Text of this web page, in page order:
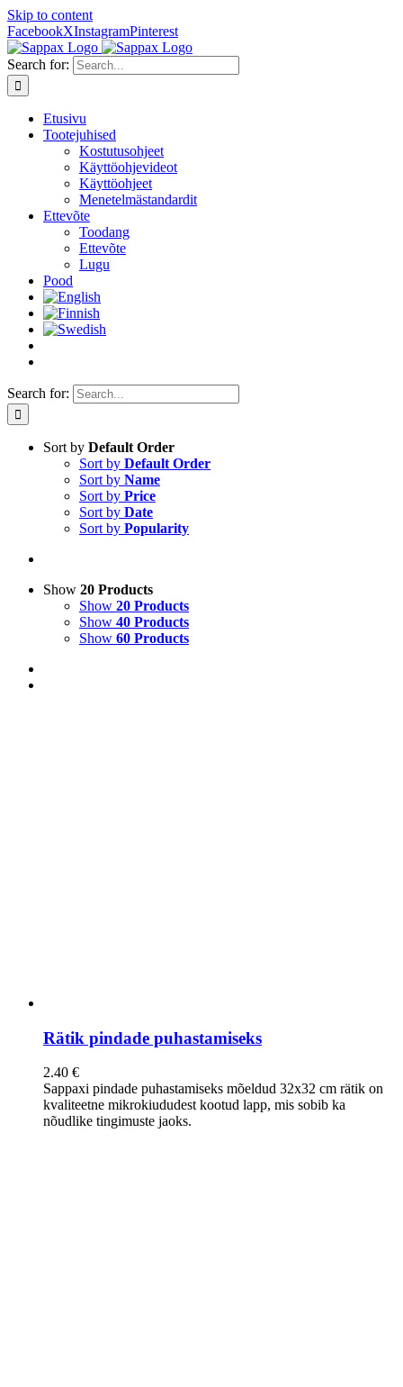
Skip to content
FacebookXInstagramPinterest
Search for:
Etusivu
Tootejuhised
Kostutusohjeet
Käyttöohjevideot
Käyttöohjeet
Menetelmästandardit
Ettevõte
Toodang
Ettevõte
Lugu
Pood
Search for:
Sort by Default Order
Sort by Default Order
Sort by Name
Sort by Price
Sort by Date
Sort by Popularity
Show 20 Products
Show 20 Products
Show 40 Products
Show 60 Products
Rätik pindade puhastamiseks
2.40 €
Sappaxi pindade puhastamiseks mõeldud 32x32 cm rätik on
kvaliteetne mikrokiududest kootud lapp, mis sobib ka
nõudlike tingimuste jaoks.